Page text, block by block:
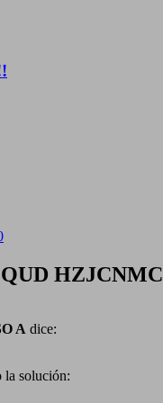
A dice:
la solución: